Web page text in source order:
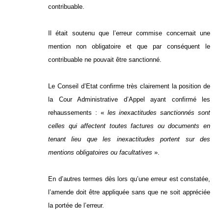
contribuable.
Il était soutenu que l’erreur commise concernait une
mention non obligatoire et que par conséquent le
contribuable ne pouvait être sanctionné.
Le Conseil d’Etat confirme très clairement la position de
la Cour Administrative d’Appel ayant confirmé les
rehaussements : « les inexactitudes sanctionnés sont
celles qui affectent toutes factures ou documents en
tenant lieu que les inexactitudes portent sur des
mentions obligatoires ou facultatives ».
En d’autres termes dès lors qu’une erreur est constatée,
l’amende doit être appliquée sans que ne soit appréciée
la portée de l’erreur.